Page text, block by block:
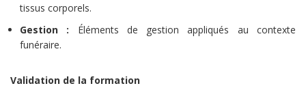
tissus corporels.
Gestion : Éléments de gestion appliqués au contexte
funéraire.
Validation de la formation